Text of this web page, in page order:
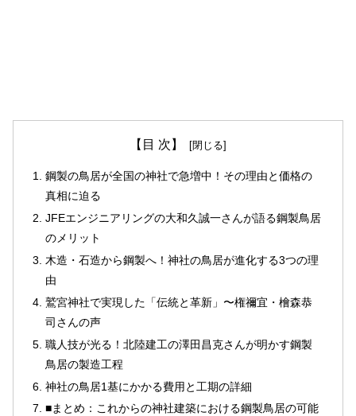
【目 次】
鋼製の鳥居が全国の神社で急増中！その理由と価格の
真相に迫る
JFEエンジニアリングの大和久誠一さんが語る鋼製鳥居
のメリット
木造・石造から鋼製へ！神社の鳥居が進化する3つの理
由
鷲宮神社で実現した「伝統と革新」〜権禰宜・檜森恭
司さんの声
職人技が光る！北陸建工の澤田昌克さんが明かす鋼製
鳥居の製造工程
神社の鳥居1基にかかる費用と工期の詳細
■まとめ：これからの神社建築における鋼製鳥居の可能